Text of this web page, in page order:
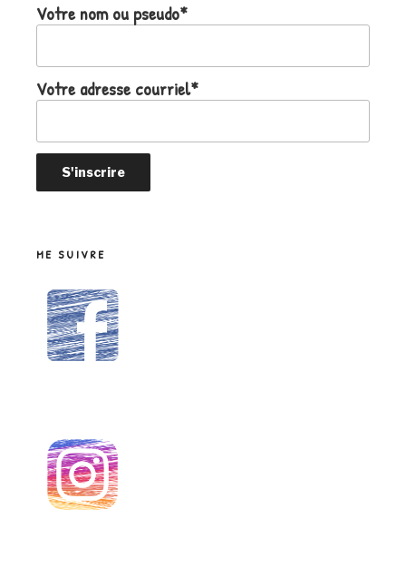
Votre nom ou pseudo*
Votre adresse courriel*
ME SUIVRE